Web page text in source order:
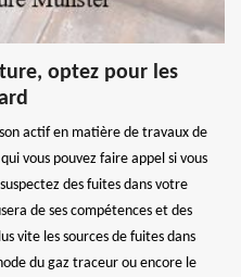
optez pour les
actif en matière de travaux de
vous pouvez faire appel si vous
des fuites dans votre
de ses compétences et des
vite les sources de fuites dans
du gaz traceur ou encore le